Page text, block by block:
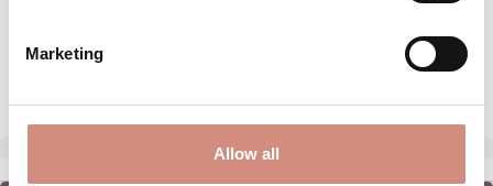
Marketing
Allow all
BEWERTUNGEN